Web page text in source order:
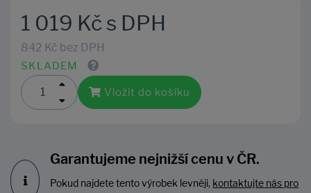
1 019 Kč s DPH
842 Kč bez DPH
SKLADEM
Vložit do košíku
Garantujeme nejnižší cenu v ČR.
Pokud najdete tento výrobek levněji, kontaktujte nás pro